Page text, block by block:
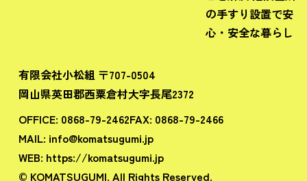
の手すり設置で安
心・安全な暮らし
有限会社小松組 〒707-0504
岡山県英田郡西粟倉村大字長尾2372
© KOMATSUGUMI. All Rights Reserved.
OFFICE: 0868-79-2462FAX: 0868-79-2466
MAIL: info@komatsugumi.jp
WEB: https://komatsugumi.jp